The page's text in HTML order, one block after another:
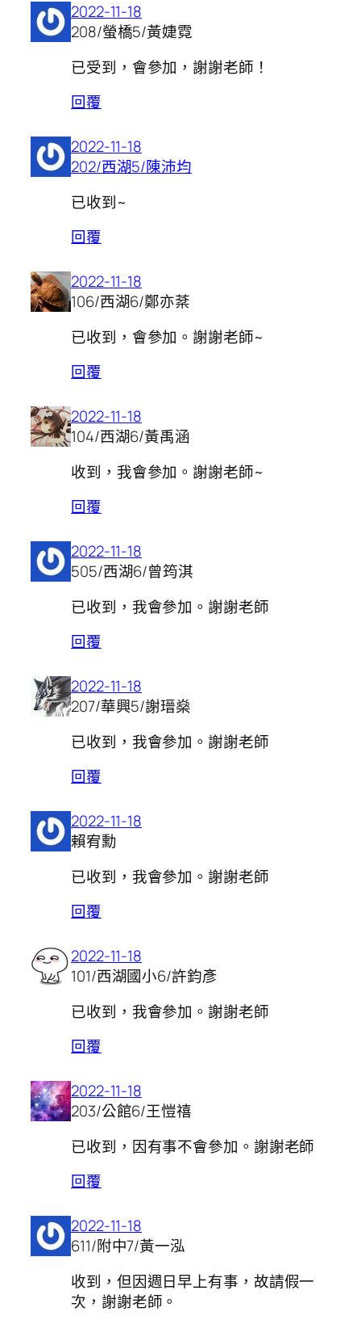
2022-11-18
208/螢橋5/黃婕霓
已受到，會參加，謝謝老師！
回覆
2022-11-18
202/西湖5/陳沛均
已收到~
回覆
2022-11-18
106/西湖6/鄭亦棻
已收到，會參加。謝謝老師~
回覆
2022-11-18
104/西湖6/黃禹涵
收到，我會參加。謝謝老師~
回覆
2022-11-18
505/西湖6/曾筠淇
已收到，我會參加。謝謝老師
回覆
2022-11-18
207/華興5/謝瑨燊
已收到，我會參加。謝謝老師
回覆
2022-11-18
賴宥勳
已收到，我會參加。謝謝老師
回覆
2022-11-18
101/西湖國小6/許鈞彥
已收到，我會參加。謝謝老師
回覆
2022-11-18
203/公館6/王愷禧
已收到，因有事不會參加。謝謝老師
回覆
2022-11-18
611/附中7/黃一泓
收到，但因週日早上有事，故請假一
次，謝謝老師。